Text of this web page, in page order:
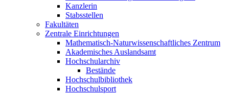
Kanzlerin
Stabsstellen
Fakultäten
Zentrale Einrichtungen
Mathematisch-Naturwissenschaftliches Zentrum
Akademisches Auslandsamt
Hochschularchiv
Bestände
Hochschulbibliothek
Hochschulsport